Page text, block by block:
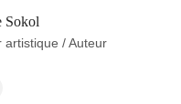
Sokol
artistique / Auteur